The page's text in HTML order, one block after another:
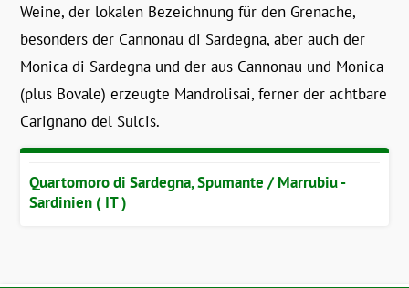
Weine, der lokalen Bezeichnung für den Grenache,
besonders der Cannonau di Sardegna, aber auch der
Monica di Sardegna und der aus Cannonau und Monica
(plus Bovale) erzeugte Mandrolisai, ferner der achtbare
Carignano del Sulcis.
Quartomoro di Sardegna, Spumante / Marrubiu -
Sardinien ( IT )